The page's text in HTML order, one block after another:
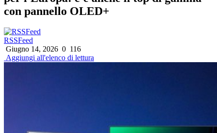
con pannello OLED+
RSSFeed
Giugno 14, 2026 0 116
Aggiungi all'elenco di lettura